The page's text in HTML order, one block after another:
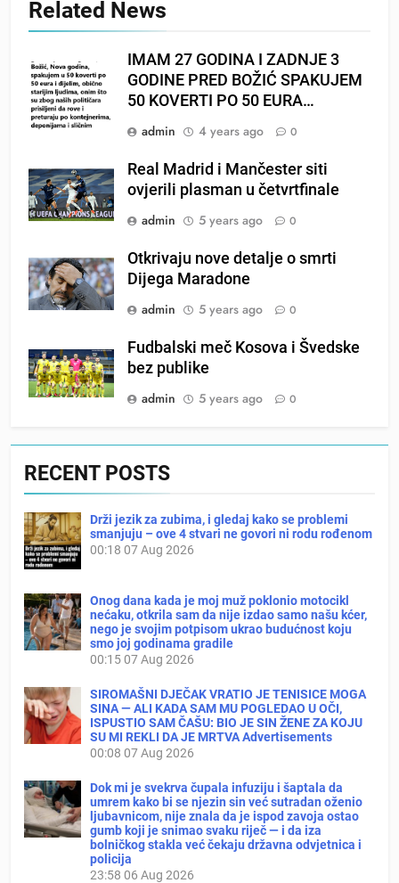
Related News
IMAM 27 GODINA I ZADNJE 3
GODINE PRED BOŽIĆ SPAKUJEM
50 KOVERTI PO 50 EURA…
admin
4 years ago 0
Real Madrid i Mančester siti
ovjerili plasman u četvrtfinale
admin
5 years ago 0
Otkrivaju nove detalje o smrti
Dijega Maradone
admin
5 years ago 0
Fudbalski meč Kosova i Švedske
bez publike
admin
5 years ago 0
RECENT POSTS
Drži jezik za zubima, i gledaj kako se problemi
smanjuju – ove 4 stvari ne govori ni rodu rođenom
00:18 07 Aug 2026
Onog dana kada je moj muž poklonio motocikl
nećaku, otkrila sam da nije izdao samo našu kćer,
nego je svojim potpisom ukrao budućnost koju
smo joj godinama gradile
00:1507 Aug 2026
SIROMAŠNI DJEČAK VRATIO JE TENISICE MOGA
SINA — ALI KADA SAM MU POGLEDAO U OČI,
ISPUSTIO SAM ČAŠU: BIO JE SIN ŽENE ZA KOJU
SU MI REKLI DA JE MRTVA Advertisements
00:08 07 Aug 2026
Dok mi je svekrva čupala infuziju i šaptala da
umrem kako bi se njezin sin već sutradan oženio
ljubavnicom, nije znala da je ispod zavoja ostao
gumb koji je snimao svaku riječ — i da iza
bolničkog stakla već čekaju državna odvjetnica i
policija
23:58 06 Aug 2026